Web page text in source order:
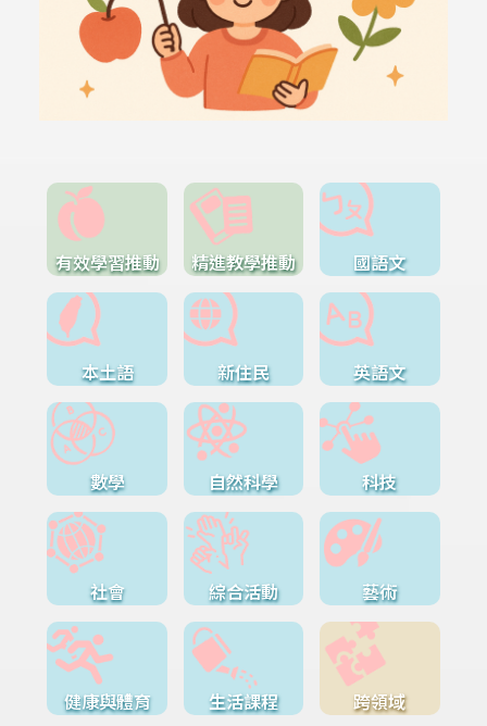
有效學習推動 精進教學推動 國語文
本土語 新住民 英語文
數學 自然科學 科技
社會 綜合活動 藝術
健康與體育 生活課程 跨領域